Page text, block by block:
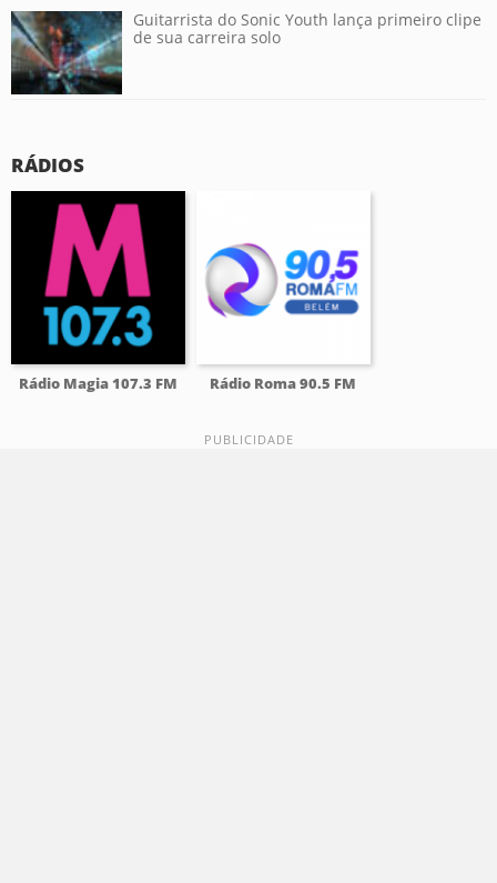
Guitarrista do Sonic Youth lança primeiro clipe
de sua carreira solo
RÁDIOS
Rádio Magia 107.3 FM Rádio Roma 90.5 FM